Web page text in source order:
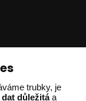
trubky, je
důležitáa